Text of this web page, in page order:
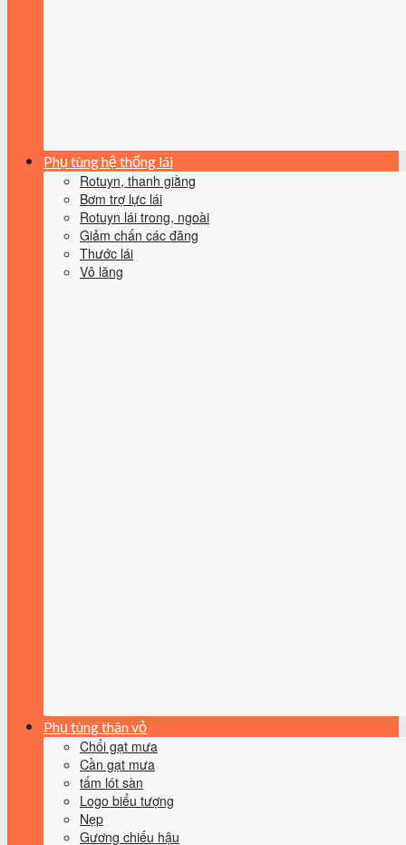
Phụ tùng hệ thống lái
Rotuyn, thanh giằng
Bơm trợ lực lái
Rotuyn lái trong, ngoài
Giảm chấn các đăng
Thước lái
Vô lăng
Phụ tùng thân vỏ
Chổi gạt mưa
Cần gạt mưa
tấm lót sàn
Logo biểu tượng
Nẹp
Gương chiếu hậu